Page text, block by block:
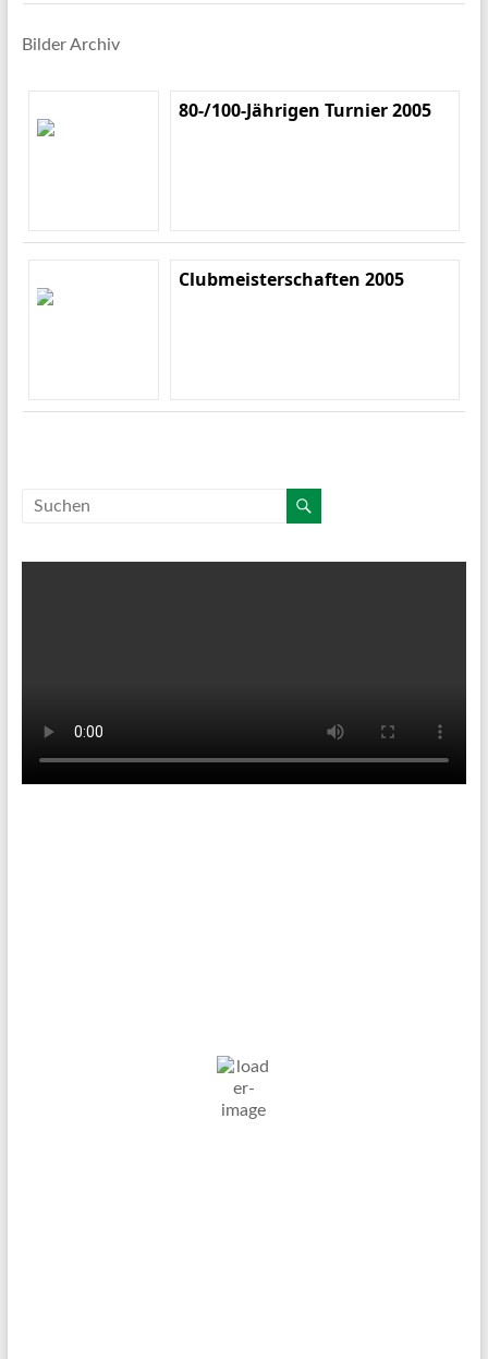
Bilder Archiv
80-/100-Jährigen Turnier 2005
Clubmeisterschaften 2005
23